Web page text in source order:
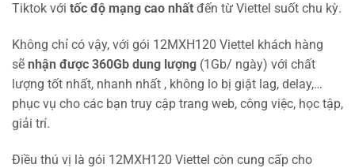
Tiktok với tốc độ mạng cao nhất đến từ Viettel suốt chu kỳ.
Không chỉ có vậy, với gói 12MXH120 Viettel khách hàng
sẽ nhận được 360Gb dung lượng (1Gb/ ngày) với chất
lượng tốt nhất, nhanh nhất , không lo bị giật lag, delay,…
phục vụ cho các bạn truy cập trang web, công việc, học tập,
giải trí.
Điều thú vị là gói 12MXH120 Viettel còn cung cấp cho